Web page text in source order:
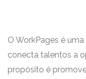
O WorkPages é
conecta talentos a
propósito é